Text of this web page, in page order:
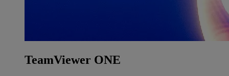
TeamViewer ONE